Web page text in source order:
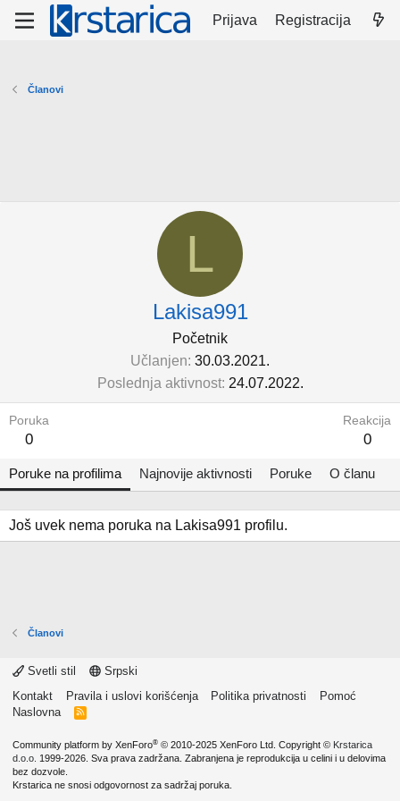
Prijava Registracija
Članovi
L
Lakisa991
Početnik
Učlanjen 30.03.2021.
Poslednja aktivnost 24.07.2022.
Poruka
0
Reakcija
0
Poruke na profilima Najnovije aktivnosti Poruke O članu
Još uvek nema poruka na Lakisa991 profilu.
Članovi
Svetli stil
Srpski
Kontakt
Pravila i uslovi korišćenja Politika privatnosti
Pomoć
Naslovna
R
Community platform by XenForo® © 2010-2025 XenForo Ltd. Copyright © Krstarica
d.o.o. 1999-2026. Sva prava zadržana. Zabranjena je reprodukcija u celini i u delovima
bez dozvole.
Krstarica ne snosi odgovornost za sadržaj poruka.